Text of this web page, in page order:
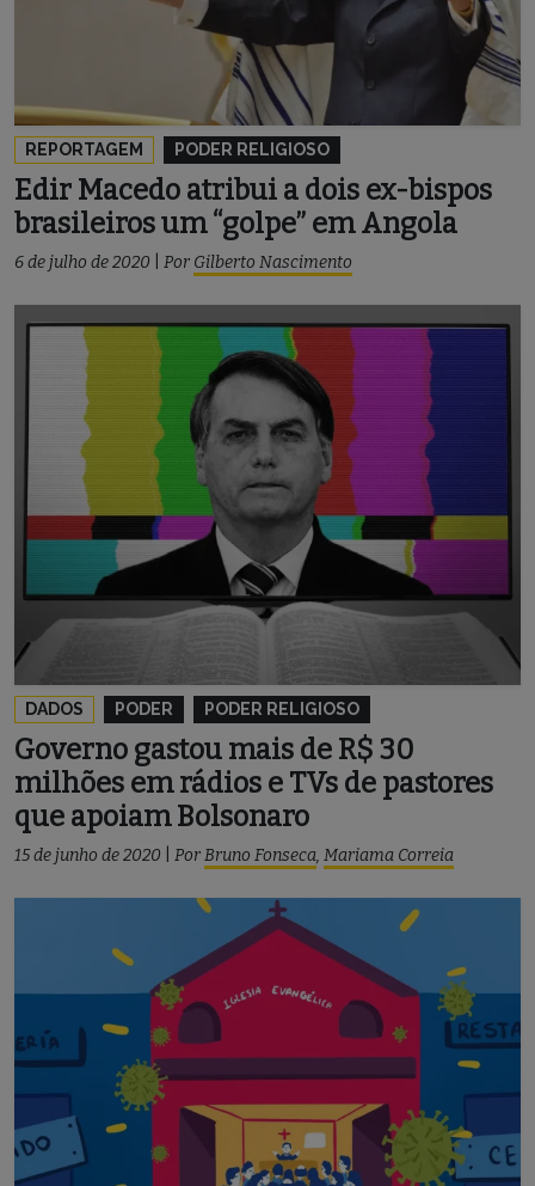
REPORTAGEM PODER RELIGIOSO
Edir Macedo atribui a dois ex-bispos
brasileiros um “golpe” em Angola
6 de julho de 2020 Por Gilberto Nascimento
DADOS PODER PODER RELIGIOSO
Governo gastou mais de R$ 30
milhões em rádios e TVs de pastores
que apoiam Bolsonaro
15 de junho de 2020 PorBruno Fonseca, Mariama Correia